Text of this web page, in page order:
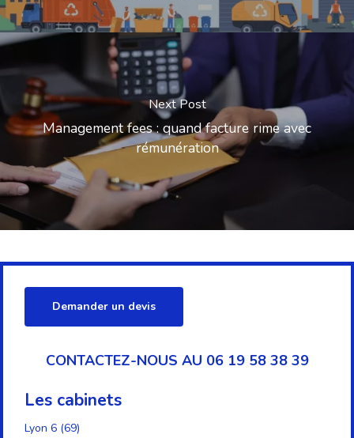
Next Post
Management fees : quand facture rime avec
rémunération
Demander un devis
CONTACTEZ-NOUS AU 06 19 58 38 39
Les cabinets
Lyon 6 (69)